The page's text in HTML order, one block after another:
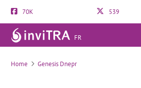
70K 539
FR
Genesis Dnepr consultation médicale
Home Genesis Dnepr